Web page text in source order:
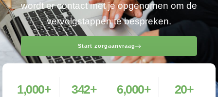
wordt er contact met je opgenomen om de
vervolgstappen te bespreken.
Start zorgaanvraag
1,000+ 342+ 6,000+ 20+